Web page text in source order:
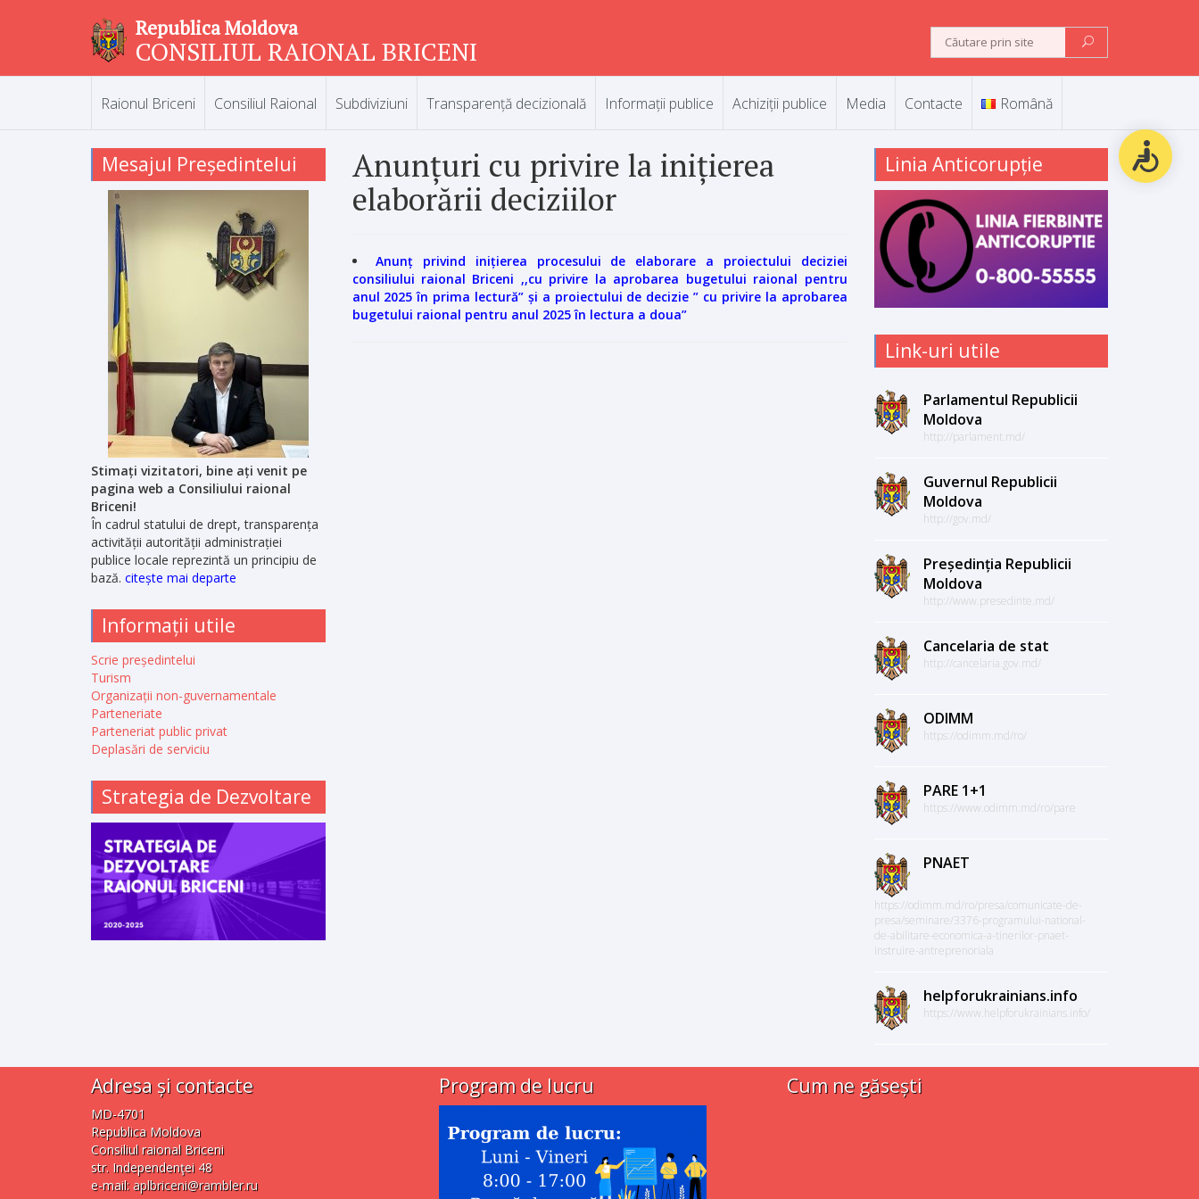
Republica Moldova
CONSILIUL RAIONAL BRICENI
Raionul Briceni Consiliul Raional Subdiviziuni Transparență decizională Informații publice Achiziții publice Media Contacte Română
Mesajul Președintelui
Stimați vizitatori, bine ați venit pe
pagina web a Consiliului raional
Briceni!
În cadrul statului de drept, transparența
activității autorității administrației
publice locale reprezintă un principiu de
bază. citește mai departe
Informații utile
Scrie președintelui
Turism
Organizații non-guvernamentale
Parteneriate
Parteneriat public privat
Deplasări de serviciu
Strategia de Dezvoltare
Anunțuri cu privire la inițierea
elaborării deciziilor
Anunț privind inițierea procesului de elaborare a proiectului deciziei
consiliului raional Briceni ,,cu privire la aprobarea bugetului raional pentru
anul 2025 în prima lectură” și a proiectului de decizie ” cu privire la aprobarea
bugetului raional pentru anul 2025 în lectura a doua”
Linia Anticorupție
Link-uri utile
Parlamentul Republicii
Moldova
http://parlament.md/
Guvernul Republicii
Moldova
http://gov.md/
Președinția Republicii
Moldova
http://www.presedinte.md/
Cancelaria de stat
http://cancelaria.gov.md/
ODIMM
https://odimm.md/ro/
PARE 1+1
https://www.odimm.md/ro/pare
PNAET
https://odimm.md/ro/presa/comunicate-de-
presa/seminare/3376-programului-national-
de-abilitare-economica-a-tinerilor-pnaet-
instruire-antreprenoriala
helpforukrainians.info
https://www.helpforukrainians.info/
Adresa și contacte
MD-4701
Republica Moldova
Consiliul raional Briceni
str. Independenţei 48
e-mail: aplbriceni@rambler.ru
Program de lucru Cum ne găsești